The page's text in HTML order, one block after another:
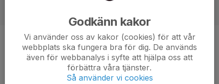
Position
-
16 år
Godkänn kakor
Vi använder oss av kakor (cookies) för att vår
webbplats ska fungera bra för dig. De används
även för webbanalys i syfte att hjälpa oss att
förbättra våra tjänster.
Så använder vi cookies